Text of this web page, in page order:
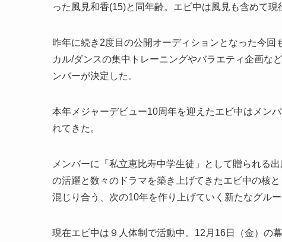
った風見和香(15)と同年齢。エビ中は風見も含めて現
昨年に続き2度目の公開オーディションとなった今
カル/ダンスの集中トレーニングやバラエティ企画な
ンバーが決定した。
本年メジャーデビュー10周年を迎えたエビ中はメン
れてきた。
メンバーに「私立恵比寿中学生徒」として贈られる
の活躍と数々のドラマを築き上げてきたエビ中の核
混じり合う、次の10年を作り上げていく新たなグルー
現在エビ中は９人体制で活動中。12月16日（金）の